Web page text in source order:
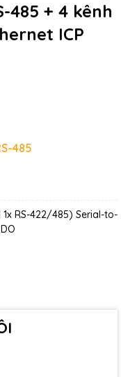
485 + 4 kênh
ICP
485
1x RS-422/485) Serial-to-